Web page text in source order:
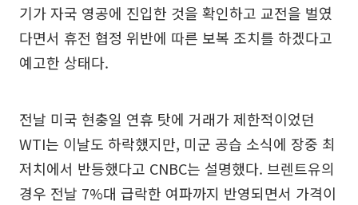
기가 자국 영공에 진입한 것을 확인하고 교전을 벌였
다면서 휴전 협정 위반에 따른 보복 조치를 하겠다고
예고한 상태다.
전날 미국 현충일 연휴 탓에 거래가 제한적이었던
WTI는 이날도 하락했지만, 미군 공습 소식에 장중 최
저치에서 반등했다고 CNBC는 설명했다. 브렌트유의
경우 전날 7%대 급락한 여파까지 반영되면서 가격이